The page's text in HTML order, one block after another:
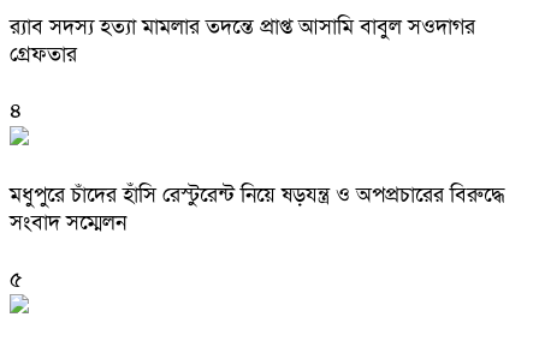
র‌্যাব সদস্য হত্যা মামলার তদন্তে প্রাপ্ত আসামি বাবুল সওদাগর
গ্রেফতার
৪
মধুপুরে চাঁদের হাঁসি রেস্টুরেন্ট নিয়ে ষড়যন্ত্র ও অপপ্রচারের বিরুদ্ধে
সংবাদ সম্মেলন
৫